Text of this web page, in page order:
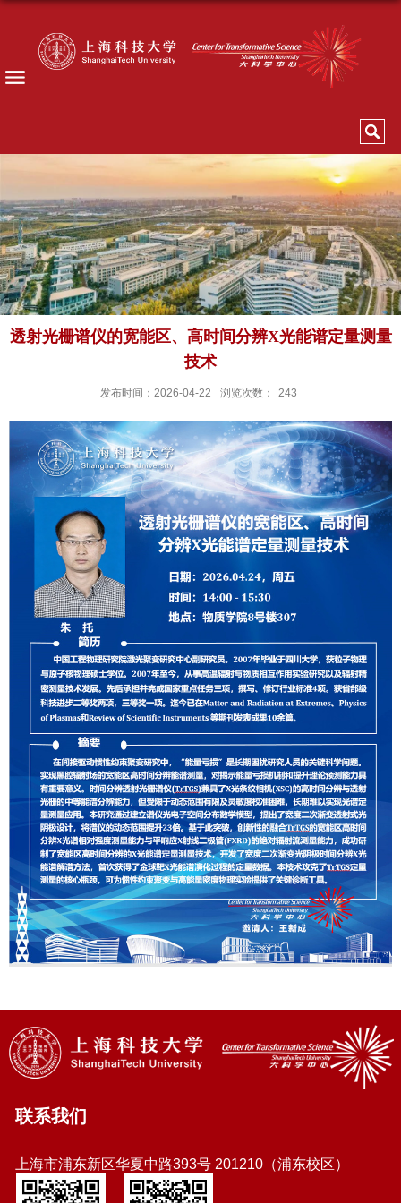
透射光栅谱仪的宽能区、高时间分辨X光能谱定量测量
技术
发布时间：2026-04-22 浏览次数： 243
联系我们
上海市浦东新区华夏中路393号 201210（浦东校区）